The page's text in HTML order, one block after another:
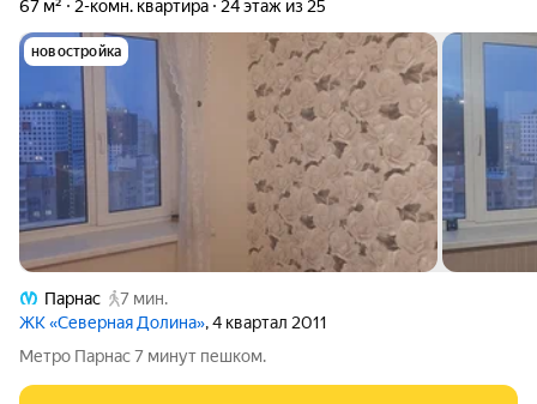
67 м² 2-комн. квартира 24 этаж из 25
новостройка
Парнас
7 мин.
ЖК «Северная Долина», 4 квартал 2011
Метро Парнас 7 минут пешком.